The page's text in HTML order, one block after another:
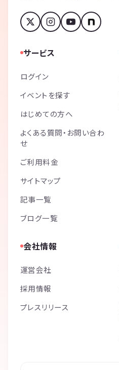
サービス
ログイン
イベントを探す
はじめての方へ
よくある質問・お問い合わ
せ
ご利用料金
サイトマップ
記事一覧
ブログ一覧
会社情報
運営会社
採用情報
プレスリリース